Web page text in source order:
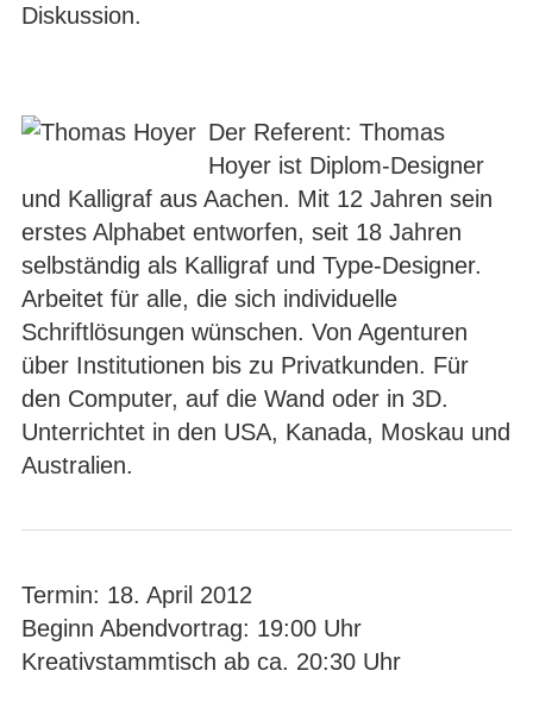
Diskussion.
Der Referent: Thomas
Hoyer ist Diplom-Designer
und Kalligraf aus Aachen. Mit 12 Jahren sein
erstes Alphabet entworfen, seit 18 Jahren
selbständig als Kalligraf und Type-Designer.
Arbeitet für alle, die sich individuelle
Schriftlösungen wünschen. Von Agenturen
über Institutionen bis zu Privatkunden. Für
den Computer, auf die Wand oder in 3D.
Unterrichtet in den USA, Kanada, Moskau und
Australien.
Termin: 18. April 2012
Beginn Abendvortrag: 19:00 Uhr
Kreativstammtisch ab ca. 20:30 Uhr